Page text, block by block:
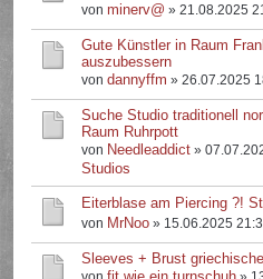
vonminerv@ » 21.08.2025
Gute Künstler in Raum
auszubessern
vondannyffm » 26.07.2025
Suche Studio traditionell
Raum Ruhrpott
von Needleaddict »
Studios
Eiterblase am Piercing ?!
von MrNoo » 15.06.2025
Sleeves + Brust